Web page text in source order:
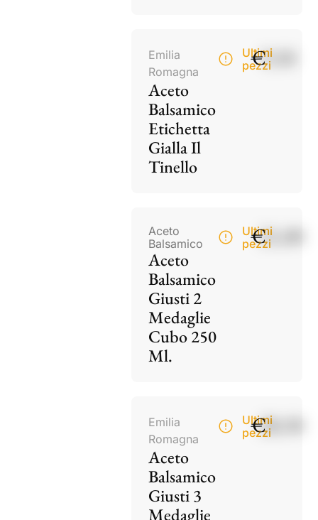
Emilia
Romagna
Aceto
Balsamico
Etichetta
Gialla Il
Tinello
Ultimi
pezzi
€9,50
Aceto
Balsamico
Aceto
Balsamico
Giusti 2
Medaglie
Cubo 250
Ml.
Ultimi
pezzi
€21,00
Emilia
Romagna
Aceto
Balsamico
Giusti 3
Medaglie
Ultimi
pezzi
€28,50